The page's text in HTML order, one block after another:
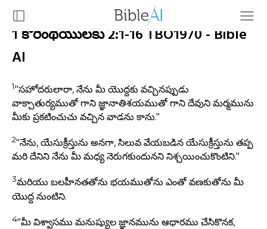
1 కొరింథీయులకు 2:1-16 TBO1970 - Bible
AI
1"సహోదరులారా, నేను మీ యొద్దకు వచ్చినప్పుడు
వాక్చాతుర్యముతో గాని జ్ఞానాతిశయముతో గాని దేవుని మర్మమును
మీకు ప్రకటించుచు వచ్చిన వాడను కాను."
2"నేను, యేసుక్రీస్తును అనగా, సిలువ వేయబడిన యేసుక్రీస్తును తప్ప
మరి దేనిని నేను మీ మధ్య నెరుగకుందునని నిశ్చయించుకొంటిని."
3మరియు బలహీనతతోను భయముతోను ఎంతో వణకుతోను మీ
యొద్ద నుంటిని.
4"మీ విశ్వాసము మనుష్యుల జ్ఞానమును ఆధారము చేసికొనక,